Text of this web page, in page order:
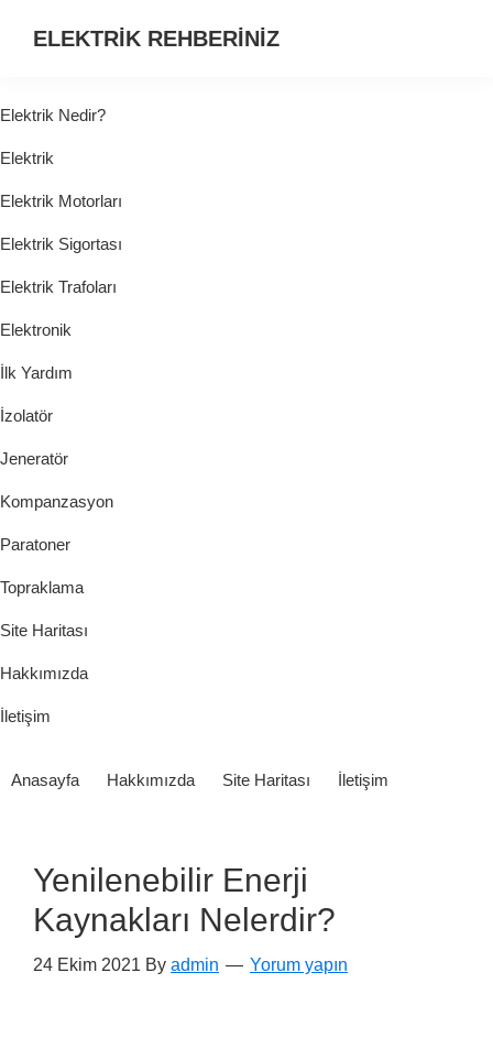
ELEKTRİK REHBERİNİZ
HER
ŞEY...
Elektrik Nedir?
Elektrik
Elektrik Motorları
Elektrik Sigortası
Elektrik Trafoları
Elektronik
İlk Yardım
İzolatör
Jeneratör
Kompanzasyon
Paratoner
Topraklama
Site Haritası
Hakkımızda
İletişim
Anasayfa Hakkımızda Site Haritası İletişim
Yenilenebilir Enerji
Kaynakları Nelerdir?
24 Ekim 2021 By admin Yorum yapın